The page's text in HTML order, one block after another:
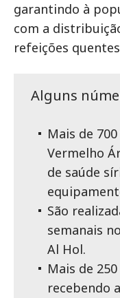
garantindo à
com a
refeições
Alguns
Mais de
Vermelho
de saúde
São
semanais
Al Hol.
Mais de
recebendo